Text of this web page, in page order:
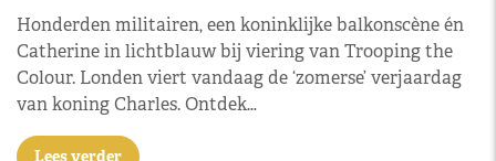
Honderden militairen, een koninklijke balkonscène én
Catherine in lichtblauw bij viering van Trooping the
Colour. Londen viert vandaag de ‘zomerse’ verjaardag
van koning Charles. Ontdek…
Lees verder